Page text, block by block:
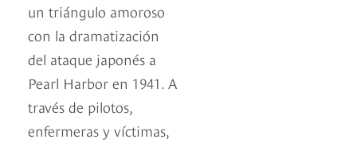
un triángulo amoroso
con la dramatización
del ataque japonés a
Pearl Harbor en 1941. A
través de pilotos,
enfermeras y víctimas,